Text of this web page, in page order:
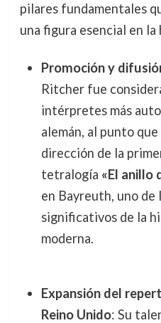
pilares fundamentales
una figura esencial en
Promoción y
Ritcher fue
intérpretes más
alemán, al punto
dirección de la
tetralogía «El anillo
en Bayreuth, uno de
significativos de la
moderna.
Expansión del
Reino Unido: Su